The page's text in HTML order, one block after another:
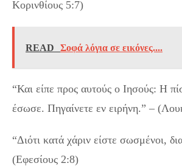
Κορινθίους 5:7)
READ Σοφά λόγια σε εικόνες....
“Και είπε προς αυτούς ο Ιησούς: Η
έσωσε. Πηγαίνετε εν ειρήνη.” –
“Διότι κατά χάριν είστε σωσμένοι,
(Εφεσίους 2:8)